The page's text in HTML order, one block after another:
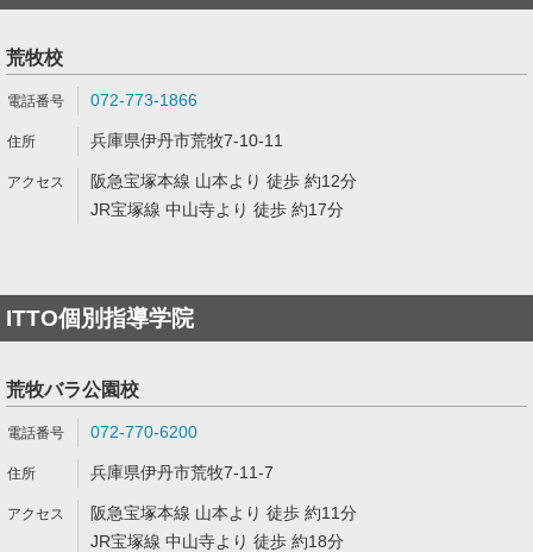
荒牧校
072-773-1866
兵庫県伊丹市荒牧7-10-11
阪急宝塚本線 山本より 徒歩 約12分
JR宝塚線 中山寺より 徒歩 約17分
ITTO個別指導学院
荒牧バラ公園校
072-770-6200
兵庫県伊丹市荒牧7-11-7
阪急宝塚本線 山本より 徒歩 約11分
JR宝塚線 中山寺より 徒歩 約18分